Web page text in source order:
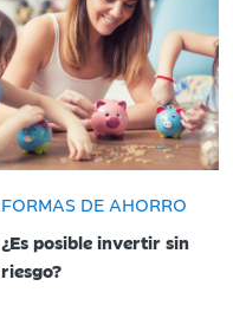
FORMAS DE AHORRO
¿Es posible invertir sin
riesgo?